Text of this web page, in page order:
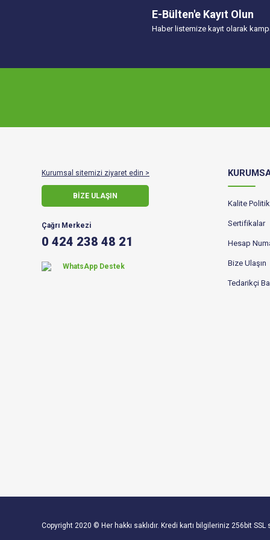
E-Bülten'e Kayıt Olun
Haber listemize kayıt olarak
Kurumsal sitemizi ziyaret edin >
BİZE ULAŞIN
Çağrı Merkezi
0 424 238 48 21
WhatsApp Destek
Kalite
Sertifikalar
Hesap
Bize Ulaşın
Tedarikçi
Copyright 2020 © Her hakkı saklıdır. Kredi kartı bilgileriniz 256bit